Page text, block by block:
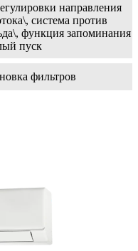
направления
система против
функция запоминания
пуск
фильтров